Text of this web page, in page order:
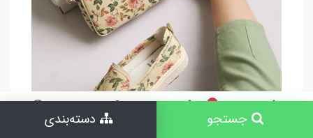
0
سبد خرید
حساب کاربری جستجو جستجو